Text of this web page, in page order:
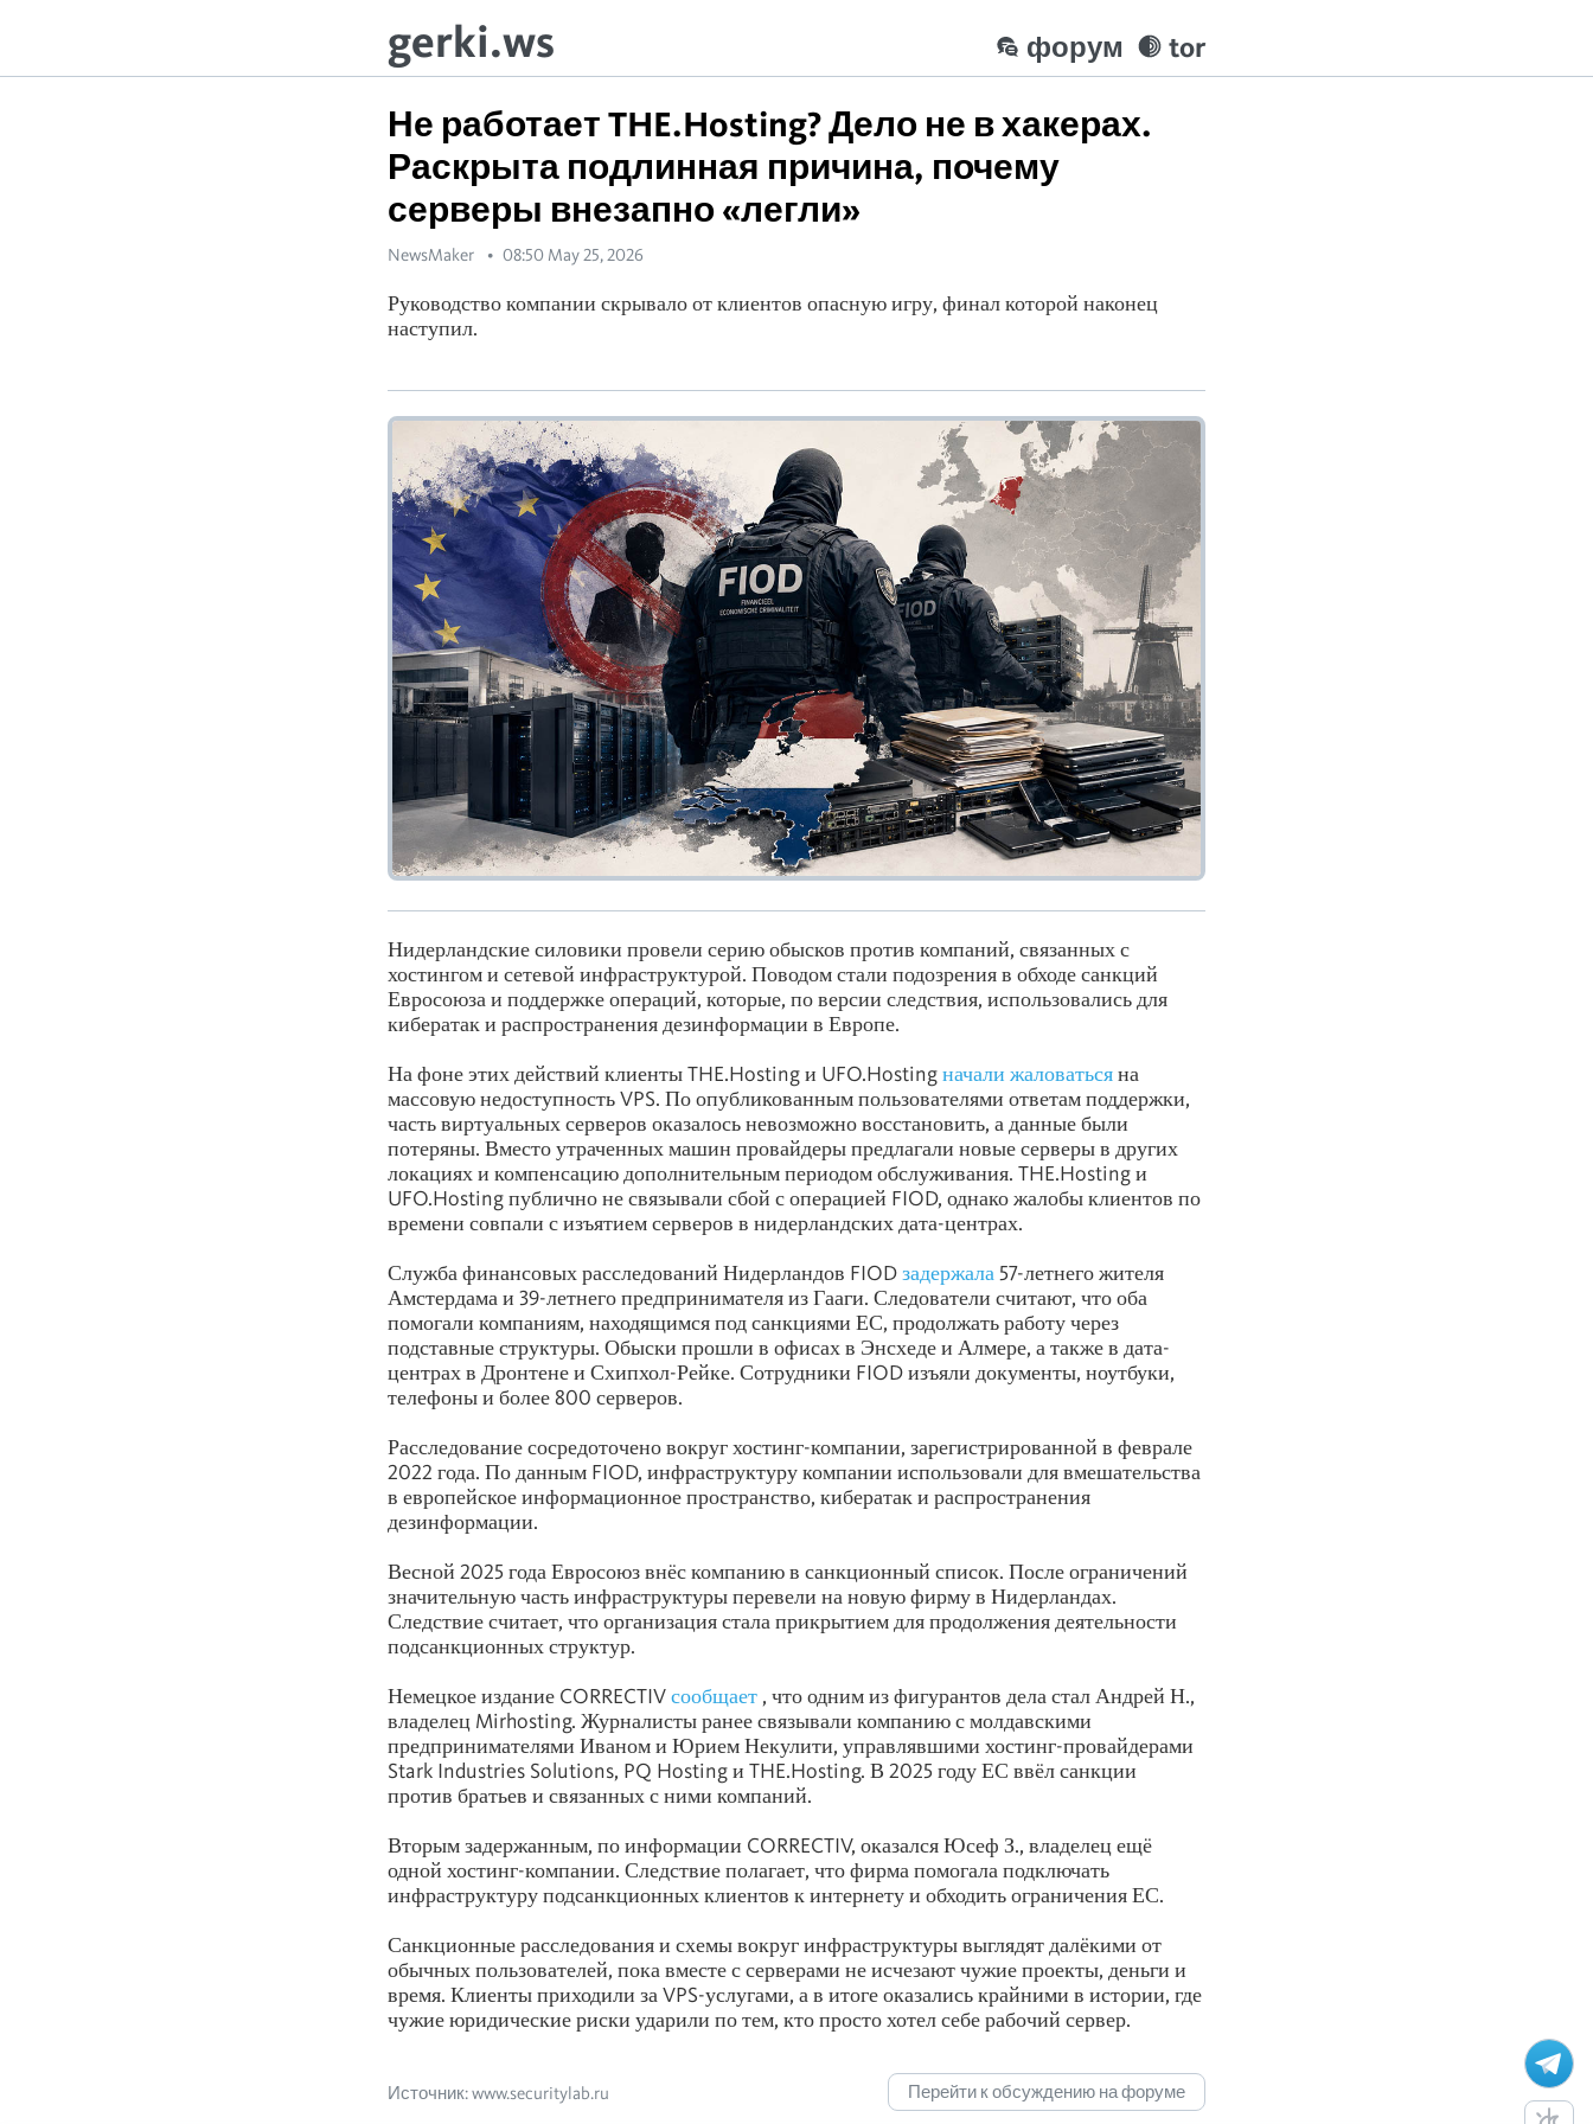
gerki.ws tor
форум
Не работает THE.Hosting? Дело не в хакерах.
Раскрыта подлинная причина, почему
серверы внезапно «легли»
NewsMaker 08:50 May 25, 2026
Руководство компании скрывало от клиентов опасную игру, финал которой наконец
наступил.
Нидерландские силовики провели серию обысков против компаний, связанных с
хостингом и сетевой инфраструктурой. Поводом стали подозрения в обходе санкций
Евросоюза и поддержке операций, которые, по версии следствия, использовались для
кибератак и распространения дезинформации в Европе.
На фоне этих действий клиенты THE.Hosting и UFO.Hostingначали жаловатьсяна
массовую недоступность VPS. По опубликованным пользователями ответам поддержки,
часть виртуальных серверов оказалось невозможно восстановить, а данные были
потеряны. Вместо утраченных машин провайдеры предлагали новые серверы в других
локациях и компенсацию дополнительным периодом обслуживания. THE.Hosting и
UFO.Hosting публично не связывали сбой с операцией FIOD, однако жалобы клиентов по
времени совпали с изъятием серверов в нидерландских дата-центрах.
Служба финансовых расследований Нидерландов FIOD задержала 57-летнего жителя
Амстердама и 39-летнего предпринимателя из Гааги. Следователи считают, что оба
помогали компаниям, находящимся под санкциями ЕС, продолжать работу через
подставные структуры. Обыски прошли в офисах в Энсхеде и Алмере, а также в дата-
центрах в Дронтене и Схипхол-Рейке. Сотрудники FIOD изъяли документы, ноутбуки,
телефоны и более 800 серверов.
Расследование сосредоточено вокруг хостинг-компании, зарегистрированной в феврале
2022 года. По данным FIOD, инфраструктуру компании использовали для вмешательства
в европейское информационное пространство, кибератак и распространения
дезинформации.
Весной 2025 года Евросоюз внёс компанию в санкционный список. После ограничений
значительную часть инфраструктуры перевели на новую фирму в Нидерландах.
Следствие считает, что организация стала прикрытием для продолжения деятельности
подсанкционных структур.
Немецкое издание CORRECTIVсообщает , что одним из фигурантов дела стал Андрей Н.,
владелец Mirhosting. Журналисты ранее связывали компанию с молдавскими
предпринимателями Иваном и Юрием Некулити, управлявшими хостинг-провайдерами
Stark Industries Solutions, PQ Hosting и THE.Hosting. В 2025 году ЕС ввёл санкции
против братьев и связанных с ними компаний.
Вторым задержанным, по информации CORRECTIV, оказался Юсеф З., владелец ещё
одной хостинг-компании. Следствие полагает, что фирма помогала подключать
инфраструктуру подсанкционных клиентов к интернету и обходить ограничения ЕС.
Санкционные расследования и схемы вокруг инфраструктуры выглядят далёкими от
обычных пользователей, пока вместе с серверами не исчезают чужие проекты, деньги и
время. Клиенты приходили за VPS-услугами, а в итоге оказались крайними в истории, где
чужие юридические риски ударили по тем, кто просто хотел себе рабочий сервер.
Источник: www.securitylab.ru Перейти к обсуждению на форуме